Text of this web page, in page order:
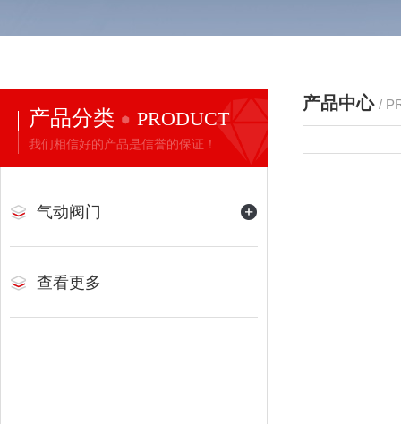
产品分类 PRODUCT
我们相信好的产品是信誉的保证！
气动阀门
查看更多
产品中心 /